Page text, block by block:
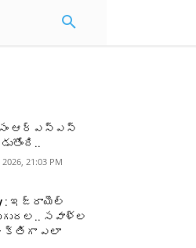
ఆర్‌ఎస్‌ఎస్‌
21:03 PM
: ఇజ్రాయెల్‌
సవాళ్ల
శక్తిగా ఎలా